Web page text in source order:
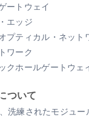
ートウェイ
エッジ
プティカル・ネット
ワーク
クホールゲートウェ
ついて
洗練されたモジュ